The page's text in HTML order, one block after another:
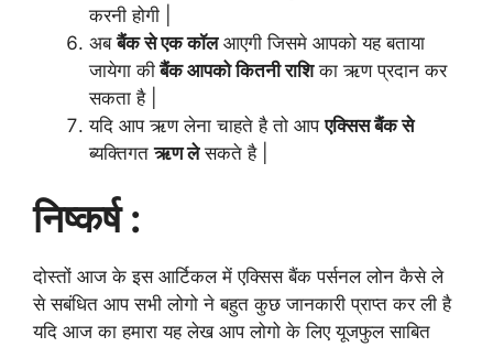
करनी होगी |
अबबैंक से एक कॉलआएगी जिसमे आपको यह बताया
जायेगा कीबैंक आपको कितनी राशिका ऋण प्रदान कर
सकता है |
यदि आप ऋण लेना चाहते है तो आपएक्सिस बैंक से
ब्यक्तिगतऋण लेसकते है |
निष्कर्ष :
दोस्तों आज के इस आर्टिकल में एक्सिस बैंक पर्सनल लोन कैसे ले
से सबंधित आप सभी लोगो ने बहुत कुछ जानकारी प्राप्त कर ली है
यदि आज का हमारा यह लेख आप लोगो के लिए यूजफुल साबित